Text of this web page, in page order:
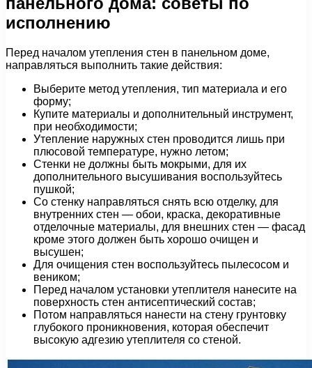
исполнению
Перед началом утепления стен в панельном доме,
направляться выполнить такие действия:
Выберите метод утепления, тип материала и его
форму;
Купите материалы и дополнительный инструмент,
при необходимости;
Утепление наружных стен проводится лишь при
плюсовой температуре, нужно летом;
Стенки не должны быть мокрыми, для их
дополнительного высушивания воспользуйтесь
пушкой;
Со стенку направляться снять всю отделку, для
внутренних стен — обои, краска, декоративные
отделочные материалы, для внешних стен — фасад
кроме этого должен быть хорошо очищен и
высушен;
Для очищения стен воспользуйтесь пылесосом и
веником;
Перед началом установки утеплителя нанесите на
поверхность стен антисептический состав;
Потом направляться нанести на стену грунтовку
глубокого проникновения, которая обеспечит
высокую адгезию утеплителя со стеной.